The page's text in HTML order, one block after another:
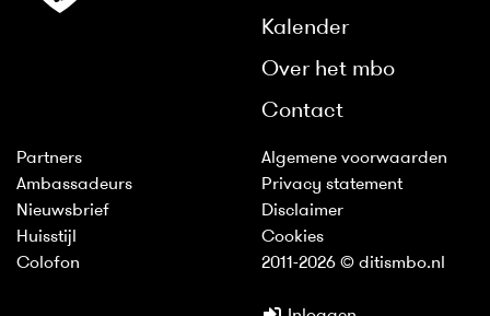
Kalender
Over het mbo
Contact
Partners
Ambassadeurs
Nieuwsbrief
Huisstijl
Colofon
Algemene voorwaarden
Privacy statement
Disclaimer
Cookies
2011-2026 © ditismbo.nl